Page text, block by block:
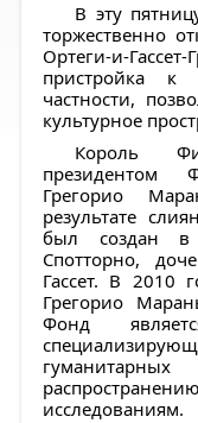
В эту
торжественно
Ортеги-и-
пристройка
частности,
культурное
Король
президентом
Грегорио
результате
был создан в
Спотторно,
Гассет. В 2010
Грегорио
Фонд
исследованиям.